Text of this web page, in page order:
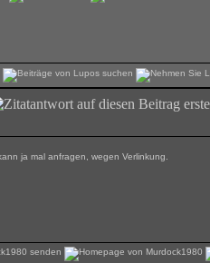
ja mal anfragen, wegen Verlinkung.